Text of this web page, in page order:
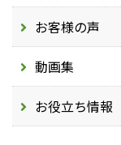
お客様の声
動画集
お役立ち情報